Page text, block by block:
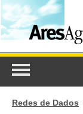
Redes de Dados